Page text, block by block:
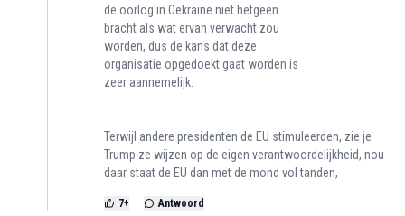
de oorlog in Oekraine niet hetgeen
bracht als wat ervan verwacht zou
worden, dus de kans dat deze
organisatie opgedoekt gaat worden is
zeer aannemelijk.
Terwijl andere presidenten de EU stimuleerden, zie je
Trump ze wijzen op de eigen verantwoordelijkheid, nou
daar staat de EU dan met de mond vol tanden,
7+ Antwoord